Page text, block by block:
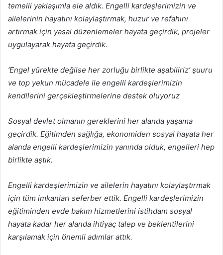
temelli yaklaşımla ele aldık. Engelli kardeşlerimizin ve
ailelerinin hayatını kolaylaştırmak, huzur ve refahını
artırmak için yasal düzenlemeler hayata geçirdik, projeler
uygulayarak hayata geçirdik.
‘Engel yürekte değilse her zorluğu birlikte aşabiliriz’ şuuru
ve top yekun mücadele ile engelli kardeşlerimizin
kendilerini gerçekleştirmelerine destek oluyoruz
Sosyal devlet olmanın gereklerini her alanda yaşama
geçirdik. Eğitimden sağlığa, ekonomiden sosyal hayata her
alanda engelli kardeşlerimizin yanında olduk, engelleri hep
birlikte aştık.
Engelli kardeşlerimizin ve ailelerin hayatını kolaylaştırmak
için tüm imkanları seferber ettik. Engelli kardeşlerimizin
eğitiminden evde bakım hizmetlerini istihdam sosyal
hayata kadar her alanda ihtiyaç talep ve beklentilerini
karşılamak için önemli adımlar attık.